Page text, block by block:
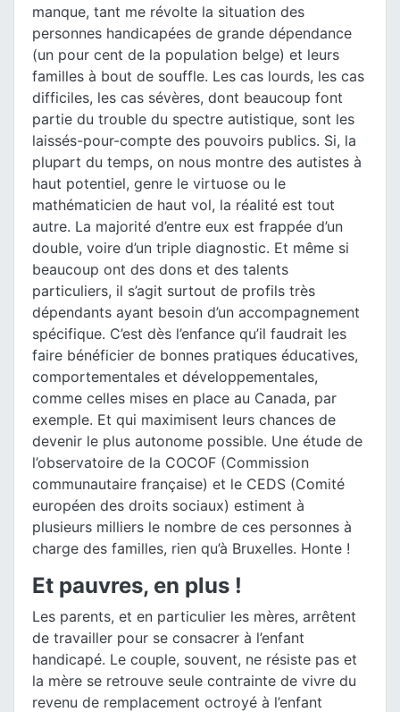
manque, tant me révolte la situation des
personnes handicapées de grande dépendance
(un pour cent de la population belge) et leurs
familles à bout de souffle. Les cas lourds, les cas
difficiles, les cas sévères, dont beaucoup font
partie du trouble du spectre autistique, sont les
laissés-pour-compte des pouvoirs publics. Si, la
plupart du temps, on nous montre des autistes à
haut potentiel, genre le virtuose ou le
mathématicien de haut vol, la réalité est tout
autre. La majorité d’entre eux est frappée d’un
double, voire d’un triple diagnostic. Et même si
beaucoup ont des dons et des talents
particuliers, il s’agit surtout de profils très
dépendants ayant besoin d’un accompagnement
spécifique. C’est dès l’enfance qu’il faudrait les
faire bénéficier de bonnes pratiques éducatives,
comportementales et développementales,
comme celles mises en place au Canada, par
exemple. Et qui maximisent leurs chances de
devenir le plus autonome possible. Une étude de
l’observatoire de la COCOF (Commission
communautaire française) et le CEDS (Comité
européen des droits sociaux) estiment à
plusieurs milliers le nombre de ces personnes à
charge des familles, rien qu’à Bruxelles. Honte !
Et pauvres, en plus !
Les parents, et en particulier les mères, arrêtent
de travailler pour se consacrer à l’enfant
handicapé. Le couple, souvent, ne résiste pas et
la mère se retrouve seule contrainte de vivre du
revenu de remplacement octroyé à l’enfant